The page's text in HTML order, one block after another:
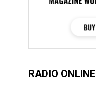
RADIO ONLINE